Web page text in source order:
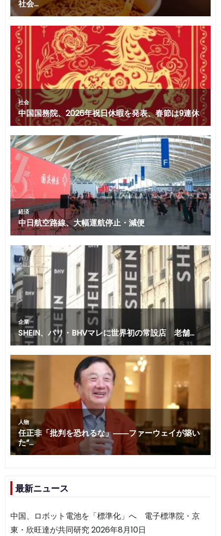
最新ニュース
中国、ロボット電池を「標準化」へ 電子標準院・京
東・欣旺達が共同研究2026年8月10日